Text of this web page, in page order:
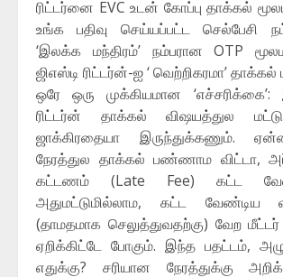
ரிட்டர்னை EVC உடன் கோப்பு தாக்கல்
உங்க பதிவு செய்யப்பட்ட செல்பேசி
‘இலக்க மந்திரம்’ நம்பரான OTP
ஜிஎஸ்டி ரிட்டர்ன்-ஐ ‘ வெற்றிகரமா’
ஒரே ஒரு முக்கியமான ‘எச்சரிக்கை’:
ரிட்டர்ன் தாக்கல் விஷயத்துல
ஜாக்கிரதையா இருந்துக்கணும்.
நேரத்துல தாக்கல் பண்ணாம விட்டா,
கட்டணம் (Late Fee) கட்ட
அதுமட்டுமில்லாம, கட்ட வேண்டிய
(தாமதமாக செலுத்துவதற்கு) வேற மீட்டர்
ஏறிக்கிட்டே போகும். இந்த பதட்டம்,
எதுக்கு? சரியான நேரத்துக்கு